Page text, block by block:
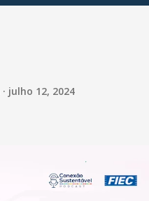
julho 12, 2024